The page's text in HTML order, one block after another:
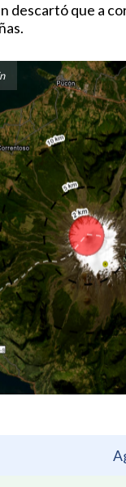
descartó que a